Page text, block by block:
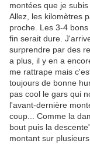
montées que je
Allez, les kilomètres
proche. Les 3-4
fin serait dure.
surprendre par des
a plus, il y en a
me rattrape mais
toujours de bonne
pas cool le gars qui
l'avant-dernière
coup... Comme la
bout puis la
montant sur